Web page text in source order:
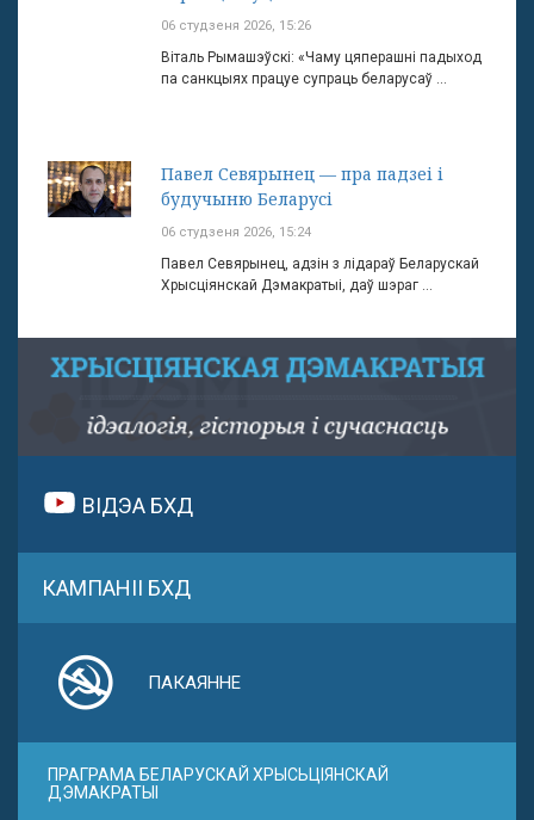
06 студзеня 2026, 15:26
Віталь Рымашэўскі: «Чаму цяперашні падыход
па санкцыях працуе супраць беларусаў ...
Павел Севярынец — пра падзеі і
будучыню Беларусі
06 студзеня 2026, 15:24
Павел Севярынец, адзін з лідараў Беларускай
Хрысціянскай Дэмакратыі, даў шэраг ...
ВІДЭА БХД
КАМПАНІІ БХД
ПАКАЯННЕ
ПРАГРАМА БЕЛАРУСКАЙ ХРЫСЬЦІЯНСКАЙ
ДЭМАКРАТЫІ